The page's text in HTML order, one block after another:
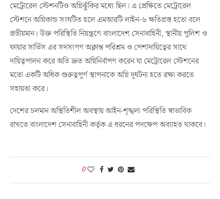
মেট্রোরেল স্টেশনটিও অগ্নিঝুঁকির মধ্যে ছিল। এ প্রেক্ষিতে মেট্রোরেল
স্টেশনে অগ্নিকান্ড সংঘটিত হলে এমআরটি লাইন-৬ ক্ষতিগ্রস্ত হতো বলে
প্রতীয়মান। উক্ত পরিস্থিতি নিয়ন্ত্রণে বাংলাদেশ সেনাবাহিনী, স্থানীয় পুলিশ ও
ফায়ার সার্ভিস এর সদস্যগণ অক্লান্ত পরিশ্রম ও পেশাদায়িত্বের সাথে
দায়িত্বপালন করে অতি দ্রুত অগ্নিনির্বাপণ করেন যা মেট্রোরেল স্টেশনের
মতো একটি অধিক গুরুত্বপূর্ণ স্থাপনাকে অগ্নি দূর্ঘটনা হতে রক্ষা করতে
সহায়তা করে।
দেশের চলমান অস্থিতিশীল অবস্থায় আইন-শৃঙ্খলা পরিস্থিতি স্বাভাবিক
রাখতে বাংলাদেশ সেনাবাহিনী কর্তৃক এ ধরনের পদক্ষেপ অব্যাহত থাকবে।
0